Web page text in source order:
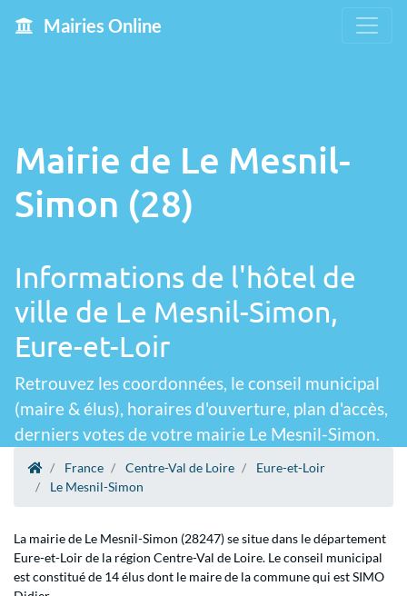
Mairies Online
Mairie de Le Mesnil-
Simon (28)
Informations de l'hôtel de
ville de Le Mesnil-Simon,
Eure-et-Loir
Retrouvez les coordonnées, le conseil municipal
(maire & élus), horaires d'ouverture, plan d'accès,
derniers votes de votre mairie Le Mesnil-Simon.
France Centre-Val de Loire
Eure-et-Loir
Le Mesnil-Simon
La mairie de Le Mesnil-Simon (28247) se situe dans le département
Eure-et-Loir de la région Centre-Val de Loire. Le conseil municipal
est constitué de 14 élus dont le maire de la commune qui est SIMO